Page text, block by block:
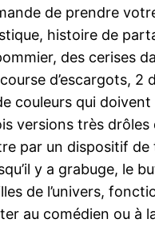
de prendre
histoire de
des cerises
d’escargots,
couleurs qui
versions très
par un dispositif
y a grabuge, le
de l’univers,
au comédien ou à